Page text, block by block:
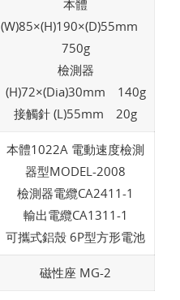
本體
(W)85×(H)190×(D)55mm
750g
檢測器
(H)72×(Dia)30mm 140g
接觸針 (L)55mm 20g
本體1022A 電動速度檢測
器型MODEL-2008
檢測器電纜CA2411-1
輸出電纜CA1311-1
可攜式鋁殼 6P型方形電池
磁性座 MG-2